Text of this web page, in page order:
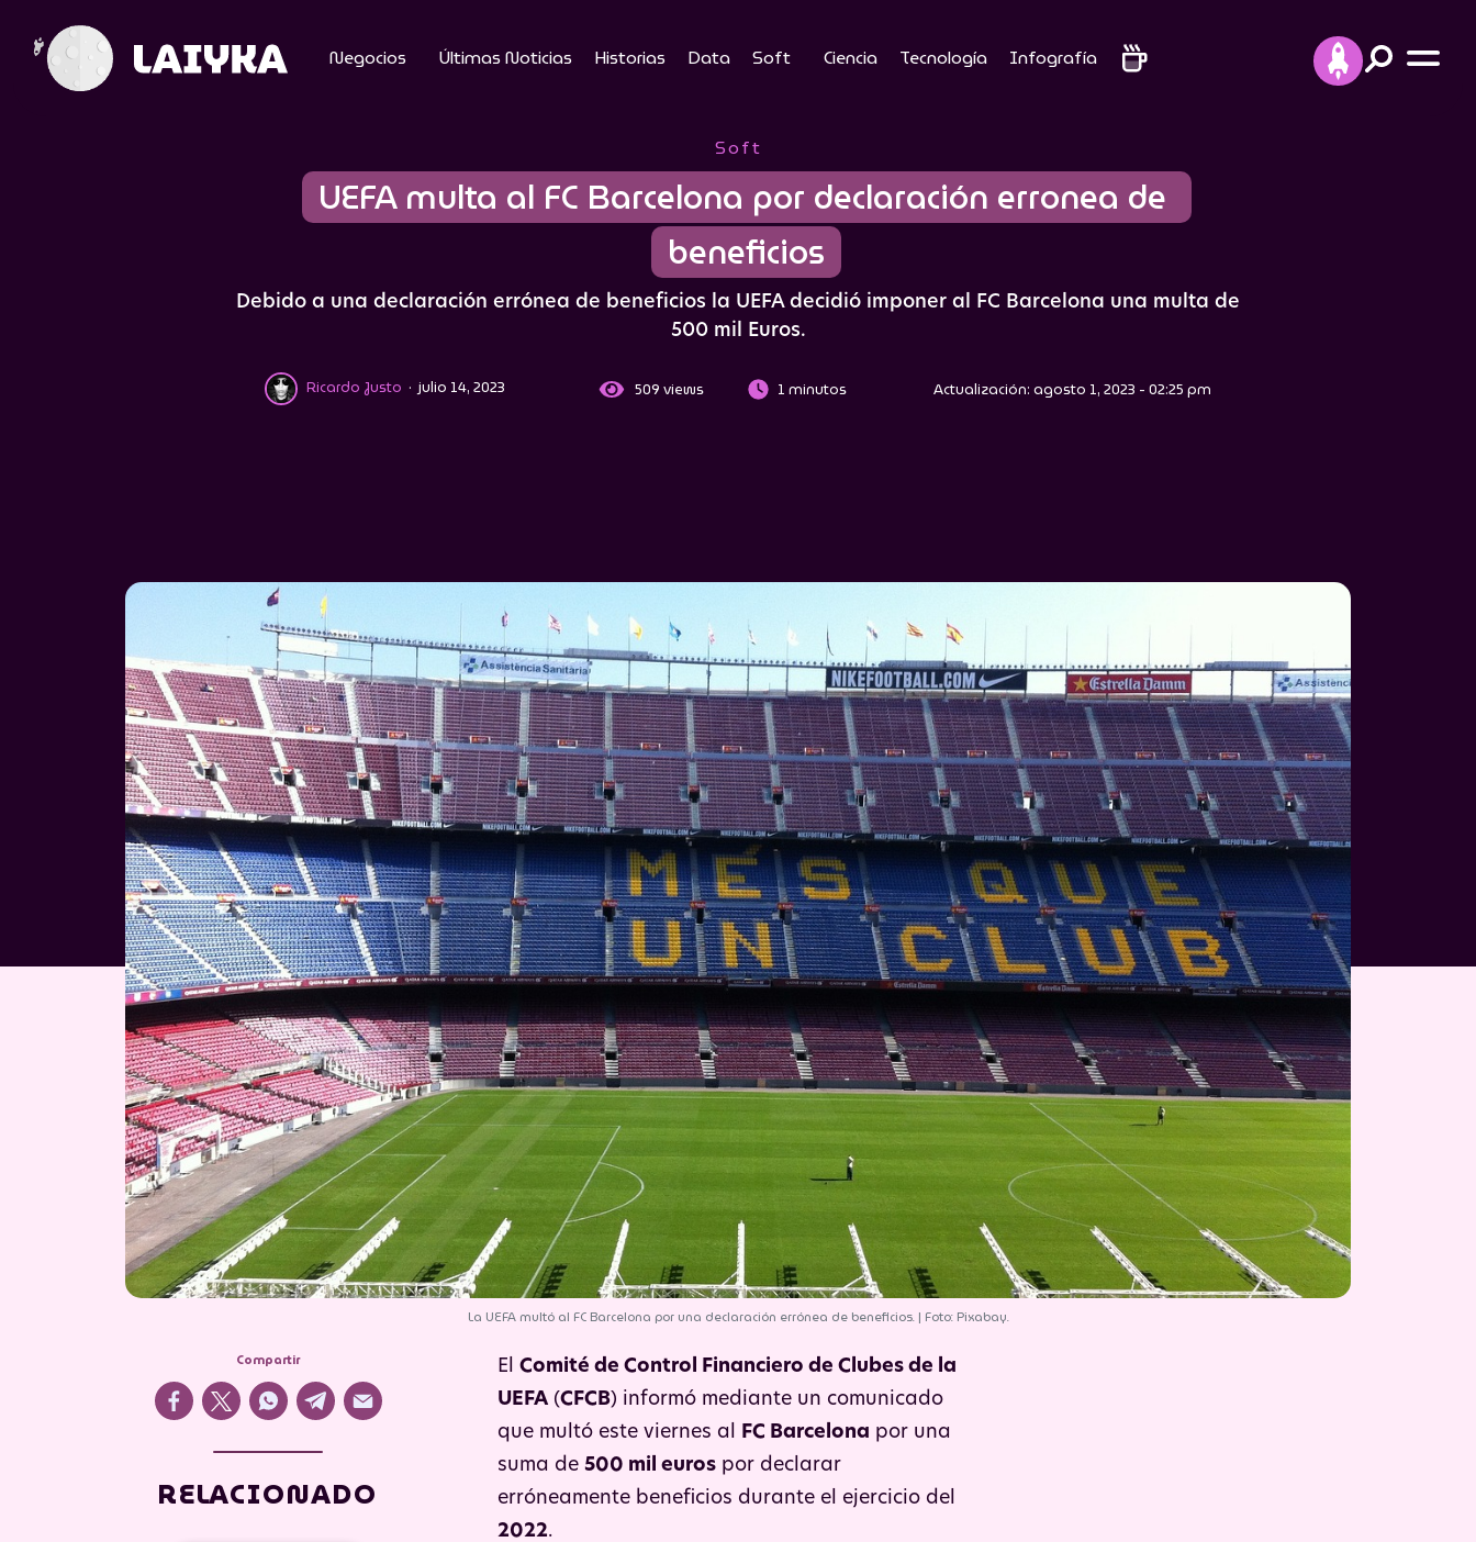
Negocios Últimas Noticias Historias Data Soft Ciencia Tecnología Infografía
Soft
UEFA multa al FC Barcelona por declaración erronea de
beneficios
Debido a una declaración errónea de beneficios la UEFA decidió imponer al FC Barcelona una multa de
500 mil Euros.
Ricardo Justo · julio 14, 2023 509views 1 minutos Actualización: agosto 1, 2023 - 02:25 pm
La UEFA multó al FC Barcelona por una declaración errónea de beneficios. | Foto: Pixabay.
Compartir
RELACIONADO
El Comité de Control Financiero de Clubes de la
UEFA(CFCB) informó mediante un comunicado
que multó este viernes al
FC Barcelona por una
suma de 500 mil eurospor declarar
erróneamente beneficios durante el ejercicio del
2022.